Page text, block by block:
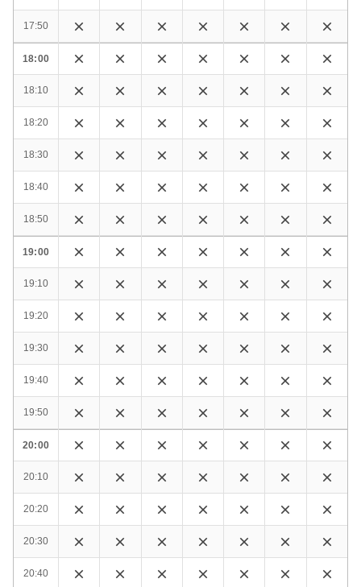
17:50
18:00
18:10
18:20
18:30
18:40
18:50
19:00
19:10
19:20
19:30
19:40
19:50
20:00
20:10
20:20
20:30
20:40